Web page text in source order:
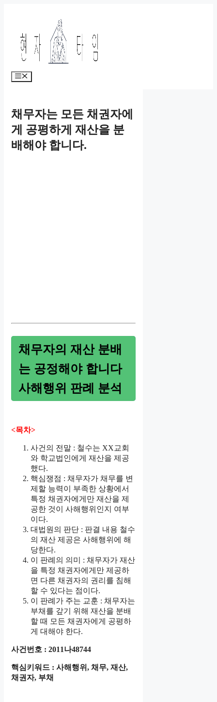
Menu
채무자는 모든 채권자에
게 공평하게 재산을 분
배해야 합니다.
채무자의 재산 분배
는 공정해야 합니다
사해행위 판례 분석
<목차>
사건의 전말 : 철수는 XX교회
와 학교법인에게 재산을 제공
했다.
핵심쟁점 : 채무자가 채무를 변
제할 능력이 부족한 상황에서
특정 채권자에게만 재산을 제
공한 것이 사해행위인지 여부
이다.
대법원의 판단 : 판결 내용 철수
의 재산 제공은 사해행위에 해
당한다.
이 판례의 의미 : 채무자가 재산
을 특정 채권자에게만 제공하
면 다른 채권자의 권리를 침해
할 수 있다는 점이다.
이 판례가 주는 교훈 : 채무자는
부채를 갚기 위해 재산을 분배
할 때 모든 채권자에게 공평하
게 대해야 한다.
사건번호 : 2011나48744
핵심키워드 : 사해행위, 채무, 재산,
채권자, 부채